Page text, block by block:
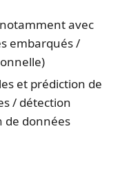
avec
embarqués /
et prédiction de
/ détection
de données